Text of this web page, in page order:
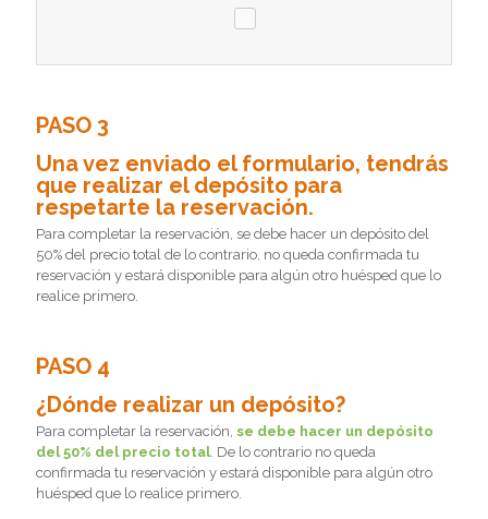
PASO 3
Una vez enviado el formulario, tendrás
que realizar el depósito para
respetarte la reservación.
Para completar la reservación, se debe hacer un depósito del
50% del precio total de lo contrario, no queda confirmada tu
reservación y estará disponible para algún otro huésped que lo
realice primero.
PASO 4
¿Dónde realizar un depósito?
Para completar la reservación, se debe hacer un depósito
del 50% del precio total. De lo contrario no queda
confirmada tu reservación y estará disponible para algún otro
huésped que lo realice primero.